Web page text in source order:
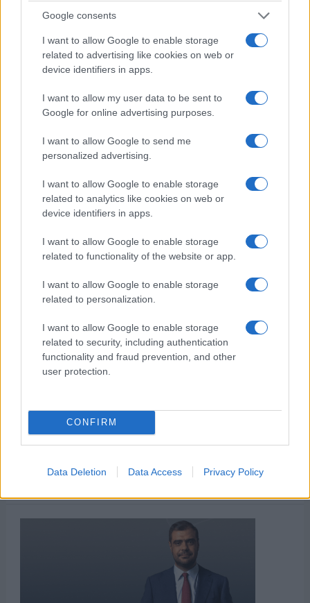
Google consents
I want to allow Google to enable storage
related to advertising like cookies on web or
device identifiers in apps.
I want to allow my user data to be sent to
Google for online advertising purposes.
I want to allow Google to send me
personalized advertising.
I want to allow Google to enable storage
related to analytics like cookies on web or
device identifiers in apps.
I want to allow Google to enable storage
related to functionality of the website or app.
I want to allow Google to enable storage
related to personalization.
I want to allow Google to enable storage
related to security, including authentication
functionality and fraud prevention, and other
user protection.
CONFIRM
Data Deletion Data Access Privacy Policy
ΤΣΟΥΝΑΜΙ ψηφιακής οργής… συμπαρασύρει την
κυβέρνηση
εκλογές στο Μαξίμου
ημερών: Κανονικός
Αύγουστος με δυνατούς
X Facebook LinkedIn
ΣΕΙΡΕΣ ,
ΤΗΛΕΟΡΑΣΗ
ΕΠΙΣΗΜΑΣΜΕΝΟ ΜΕ: